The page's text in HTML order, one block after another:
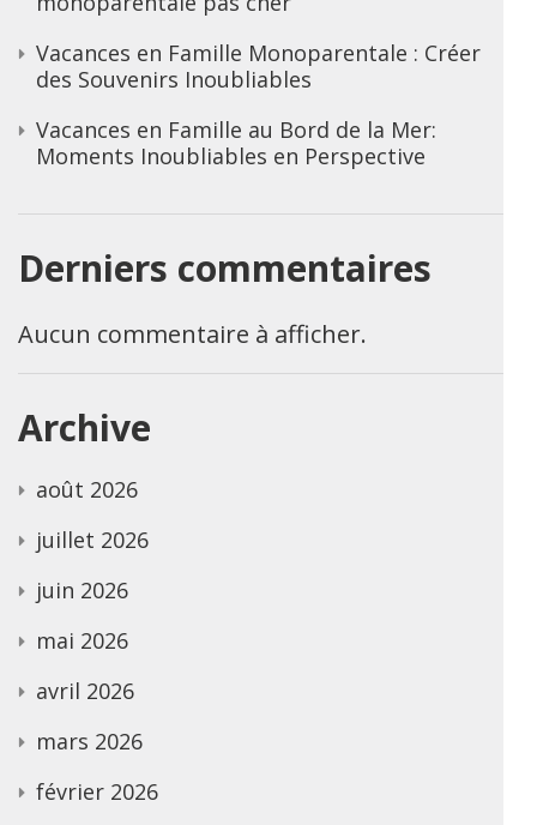
Vacances en Famille Monoparentale : Créer
des Souvenirs Inoubliables
Vacances en Famille au Bord de la Mer:
Moments Inoubliables en Perspective
Derniers commentaires
Aucun commentaire à afficher.
Archive
août 2026
juillet 2026
juin 2026
mai 2026
avril 2026
mars 2026
février 2026